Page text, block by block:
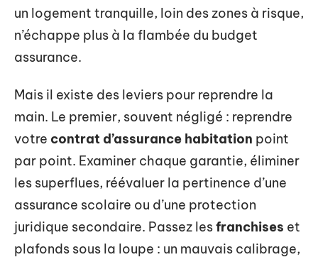
un logement tranquille, loin des zones à risque,
n’échappe plus à la flambée du budget
assurance.
Mais il existe des leviers pour reprendre la
main. Le premier, souvent négligé : reprendre
votre contrat d’assurance habitation point
par point. Examiner chaque garantie, éliminer
les superflues, réévaluer la pertinence d’une
assurance scolaire ou d’une protection
juridique secondaire. Passez lesfranchises et
plafonds sous la loupe : un mauvais calibrage,